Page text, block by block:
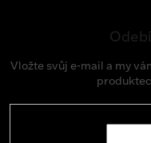
Vložte svůj e-mail a my